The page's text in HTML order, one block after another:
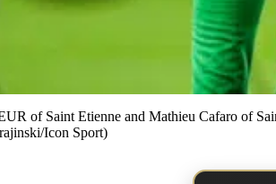
of Saint Etienne and Mathieu Cafaro of
Icon Sport)